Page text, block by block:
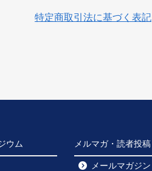
特定商取引法に基づく表記
ウム メルマガ・読者投稿
メールマガジン